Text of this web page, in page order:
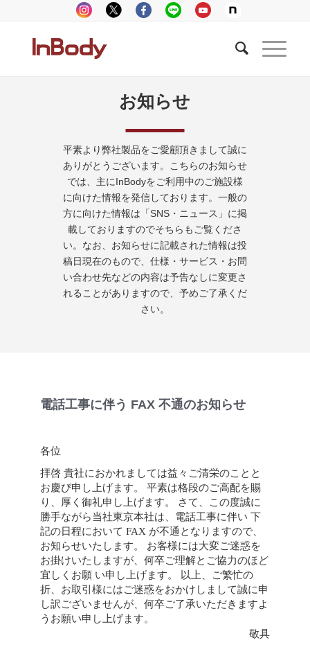
お知らせ
平素より弊社製品をご愛顧頂きまして誠に
ありがとうございます。こちらのお知らせ
では、主にInBodyをご利用中のご施設様
に向けた情報を発信しております。一般の
方に向けた情報は「SNS・ニュース」に掲
載しておりますのでそちらもご覧くださ
い。なお、お知らせに記載された情報は投
稿日現在のもので、仕様・サービス・お問
い合わせ先などの内容は予告なしに変更さ
れることがありますので、予めご了承くだ
さい。
電話工事に伴う FAX 不通のお知らせ
各位
拝啓 貴社におかれましては益々ご清栄のことと
お慶び申し上げます。 平素は格段のご高配を賜
り、厚く御礼申し上げます。 さて、この度誠に
勝手ながら当社東京本社は、電話工事に伴い 下
記の日程において FAX が不通となりますので、
お知らせいたします。 お客様には大変ご迷惑を
お掛けいたしますが、何卒ご理解とご協力のほど
宜しくお願 い申し上げます。
以上、ご繁忙の
折、お取引様にはご迷惑をおかけしまして誠に申
し訳ございませんが、何卒ご了承いただきますよ
うお願い申し上げます。
敬具